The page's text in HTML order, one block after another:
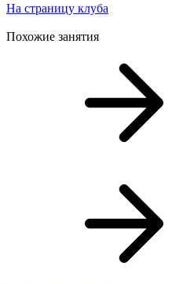
На страницу клуба
Похожие занятия